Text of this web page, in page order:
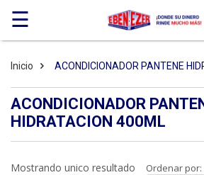
☰
Inicio ACONDICIONADOR PANTENE
ACONDICIONADOR
HIDRATACION 400ML
Mostrando unico resultado Ordenar por: